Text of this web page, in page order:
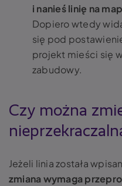
i nanieś linię na
Dopiero wtedy
się pod
projekt mieści się
zabudowy.
Czy można
Jeżeli linia została
zmiana wymaga